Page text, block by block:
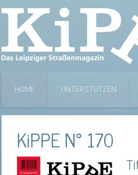
HOME UNTERSTÜTZEN
KiPPE N° 170